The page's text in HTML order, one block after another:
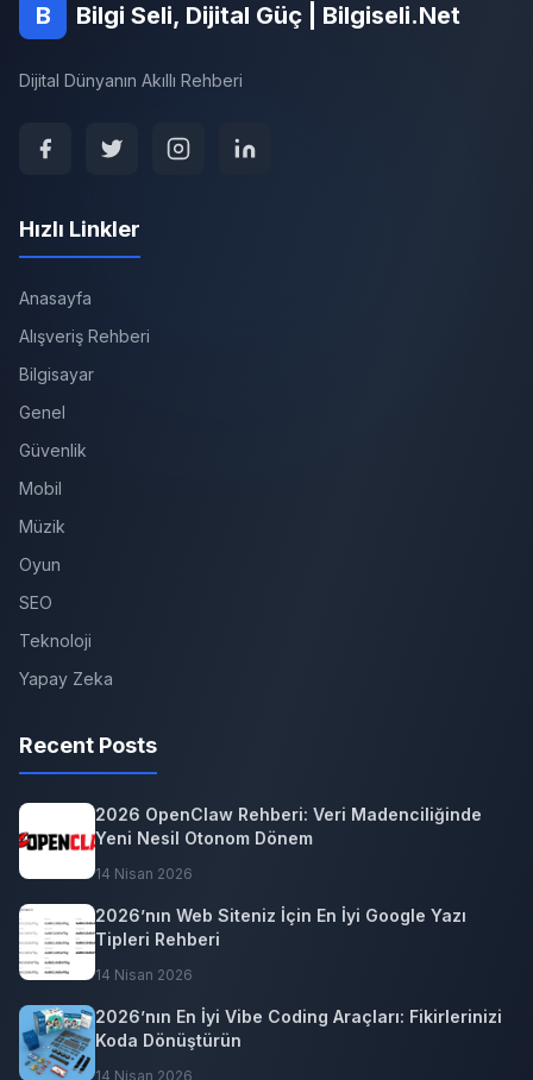
B Bilgi Seli, Dijital Güç | Bilgiseli.Net
Dijital Dünyanın Akıllı Rehberi
Hızlı Linkler
Anasayfa
Alışveriş Rehberi
Bilgisayar
Genel
Güvenlik
Mobil
Müzik
Oyun
SEO
Teknoloji
Yapay Zeka
Recent Posts
2026 OpenClaw Rehberi: Veri Madenciliğinde
Yeni Nesil Otonom Dönem
14 Nisan 2026
2026’nın Web Siteniz İçin En İyi Google Yazı
Tipleri Rehberi
14 Nisan 2026
2026’nın En İyi Vibe Coding Araçları: Fikirlerinizi
Koda Dönüştürün
14 Nisan 2026